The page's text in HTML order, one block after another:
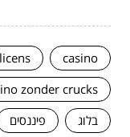
casino
zonder crucks
בלוג
פיננסים